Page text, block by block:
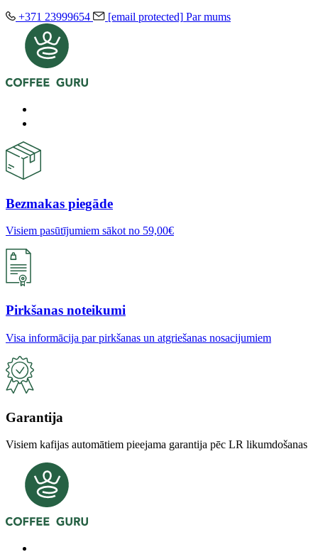
+371 23999654
[email protected] Par mums
Bezmakas piegāde
Visiem pasūtījumiem sākot no 59,00€
Pirkšanas noteikumi
Visa informācija par pirkšanas un atgriešanas nosacijumiem
Garantija
Visiem kafijas automātiem pieejama garantija pēc LR likumdošanas